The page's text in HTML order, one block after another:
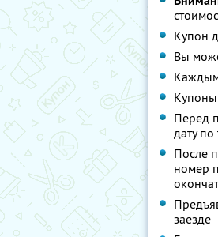
Купон
Вы
Перед
дату
После
номер
заезде